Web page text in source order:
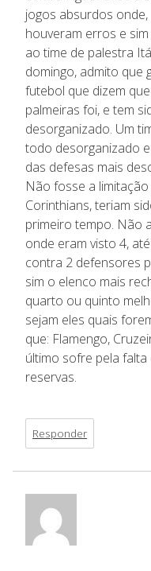
jogos absurdos
houveram erros e
ao time de palestra
domingo, admito que
futebol que dizem
palmeiras foi, e tem
desorganizado. Um
todo desorganizado
das defesas mais
Não fosse a
Corinthians, teriam
primeiro tempo. Não
onde eram visto 4,
contra 2 defensores
sim o elenco mais
quarto ou quinto
sejam eles quais
que: Flamengo,
último sofre pela
reservas.
Responder